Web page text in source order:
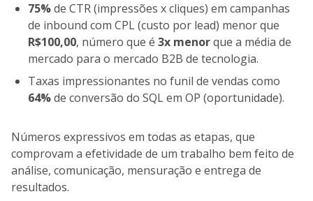
75%de CTR (impressões x cliques) em campanhas
de inbound com CPL (custo por lead) menor que
R$100,00, número que é 3x menorque a média de
mercado para o mercado B2B de tecnologia.
Taxas impressionantes no funil de vendas como
64%de conversão do SQL em OP (oportunidade).
Números expressivos em todas as etapas, que
comprovam a efetividade de um trabalho bem feito de
análise, comunicação, mensuração e entrega de
resultados.